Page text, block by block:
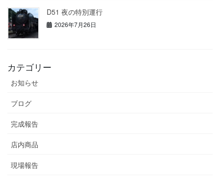
D51 夜の特別運行
2026年7月26日
カテゴリー
お知らせ
ブログ
完成報告
店内商品
現場報告